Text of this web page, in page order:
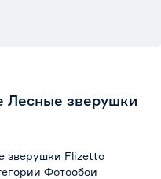
Лесные зверушки
зверушки Flizetto
Фотообои